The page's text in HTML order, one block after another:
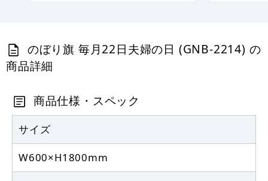
367円 税抜
注水型マルチのぼりスタンド 20L
のぼり旗 毎月22日夫婦の日 (GNB-2214) の
商品詳細
商品仕様・スペック
サイズ
W600×H1800mm